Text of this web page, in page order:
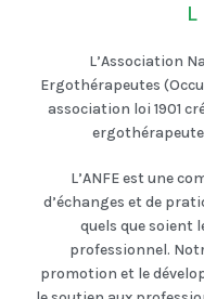
L’Association
Ergothérapeutes
association loi 1901
L’ANFE est une
d’échanges et de
quels que soient
professionnel.
promotion et le